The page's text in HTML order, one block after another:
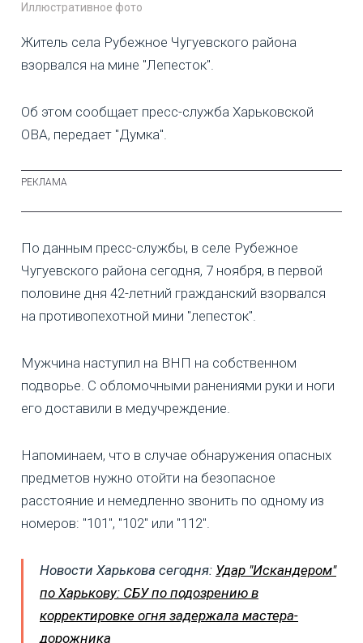
Иллюстративное фото
Житель села Рубежное Чугуевского района
взорвался на мине "Лепесток".
Об этом сообщает пресс-служба Харьковской
ОВА, передает "Думка".
По данным пресс-службы, в селе Рубежное
Чугуевского района сегодня, 7 ноября, в первой
половине дня 42-летний гражданский взорвался
на противопехотной мини "лепесток".
Мужчина наступил на ВНП на собственном
подворье. С обломочными ранениями руки и ноги
его доставили в медучреждение.
Напоминаем, что в случае обнаружения опасных
предметов нужно отойти на безопасное
расстояние и немедленно звонить по одному из
номеров: "101", "102" или "112".
Новости Харькова сегодня: Удар "Искандером"
по Харькову: СБУ по подозрению в
корректировке огня задержала мастера-
дорожника